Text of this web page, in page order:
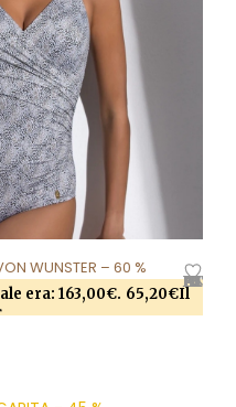
AGGIUNGI ALLA LISTA DEI DESIDERI
WUNSTER – 60 %
era: 163,00€. 65,20€Il
pagina del prodotto